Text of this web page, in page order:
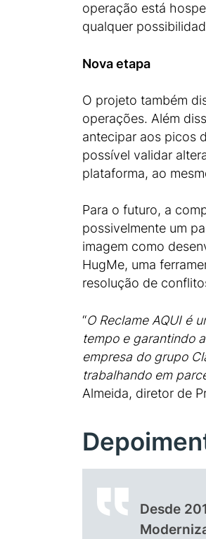
operação está
qualquer
Nova etapa
O projeto também
operações. Além
antecipar aos picos
possível validar
plataforma, ao
Para o futuro, a
possivelmente um
imagem como
HugMe, uma
resolução de
“O Reclame AQUI é
tempo e garantindo
empresa do grupo
trabalhando em
Almeida, diretor de
Desde